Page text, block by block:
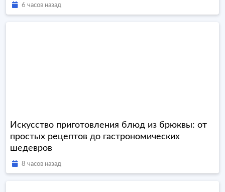
6 часов назад
Искусство приготовления блюд из брюквы: от
простых рецептов до гастрономических
шедевров
8 часов назад